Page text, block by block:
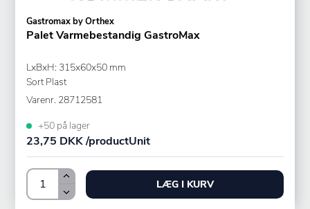
Gastromax by Orthex
Palet Varmebestandig GastroMax
LxBxH: 315x60x50 mm
Sort Plast
Varenr. 28712581
+50 på lager
23,75 DKK /productUnit
LÆG I KURV